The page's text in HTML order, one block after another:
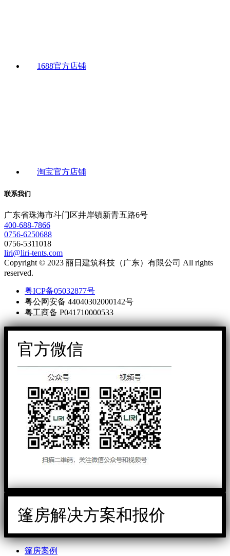
1688官方店铺
淘宝官方店铺
联系我们
广东省珠海市斗门区井岸镇新青五路6号
400-688-7866
0756-6250688
0756-5311018
liri@liri-tents.com
Copyright © 2023 丽日建筑科技（广东）有限公司 All rights
reserved.
粤ICP备05032877号
粤公网安备 44040302000142号
粤工商备 P041710000533
官方微信
篷房解决方案和报价
篷房案例